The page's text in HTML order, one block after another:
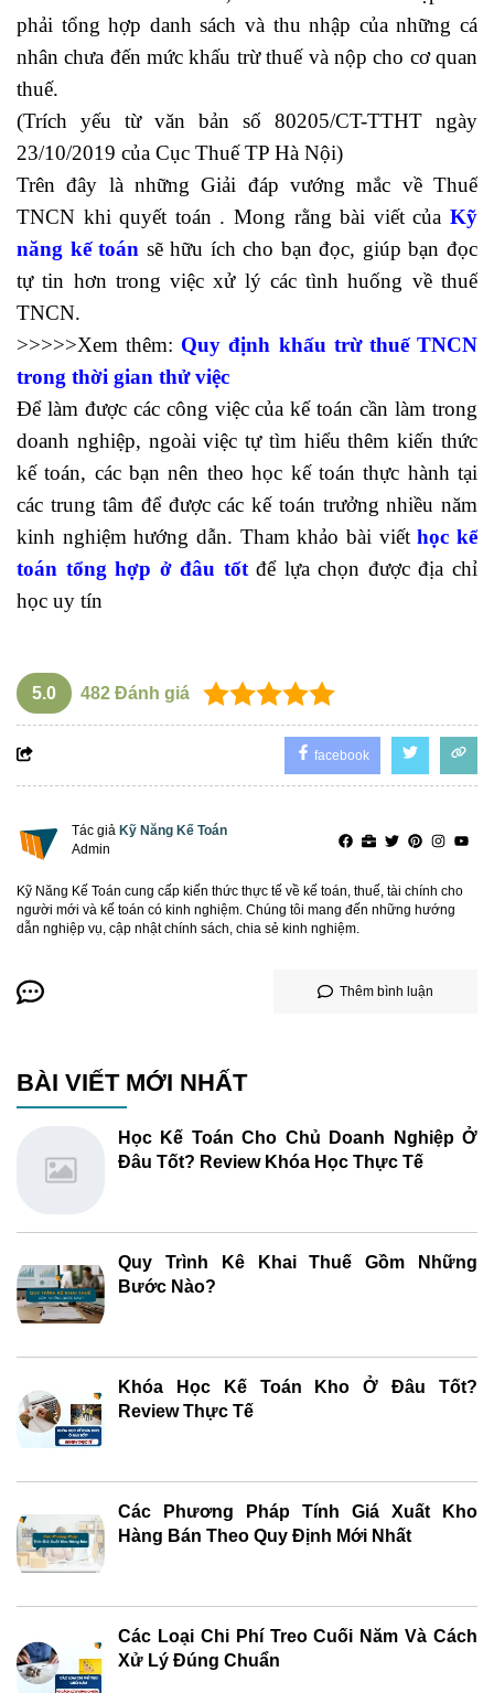
phải tổng hợp danh sách và thu nhập của những cá
nhân chưa đến mức khấu trừ thuế và nộp cho cơ quan
thuế.
(Trích yếu từ văn bản số 80205/CT-TTHT ngày
23/10/2019 của Cục Thuế TP Hà Nội)
Trên đây là những Giải đáp vướng mắc về Thuế
TNCN khi quyết toán . Mong rằng bài viết của Kỹ
năng kế toán sẽ hữu ích cho bạn đọc, giúp bạn đọc
tự tin hơn trong việc xử lý các tình huống về thuế
TNCN.
>>>>>Xem thêm: Quy định khấu trừ thuế TNCN
trong thời gian thử việc
Để làm được các công việc của kế toán cần làm trong
doanh nghiệp, ngoài việc tự tìm hiểu thêm kiến thức
kế toán, các bạn nên theo học kế toán thực hành tại
các trung tâm để được các kế toán trưởng nhiều năm
kinh nghiệm hướng dẫn. Tham khảo bài viếthọc kế
toán tổng hợp ở đâu tốt để lựa chọn được địa chỉ
học uy tín
5.0 482 Đánh giá
facebook
Tác giả Kỹ Năng Kế Toán
Admin
Kỹ Năng Kế Toán cung cấp kiến thức thực tế về kế toán, thuế, tài chính cho
người mới và kế toán có kinh nghiệm. Chúng tôi mang đến những hướng
dẫn nghiệp vụ, cập nhật chính sách, chia sẻ kinh nghiệm.
Thêm bình luận
BÀI VIẾT MỚI NHẤT
Học Kế Toán Cho Chủ Doanh Nghiệp Ở
Đâu Tốt? Review Khóa Học Thực Tế
Quy Trình Kê Khai Thuế Gồm Những
Bước Nào?
Khóa Học Kế Toán Kho Ở Đâu Tốt?
Review Thực Tế
Các Phương Pháp Tính Giá Xuất Kho
Hàng Bán Theo Quy Định Mới Nhất
Các Loại Chi Phí Treo Cuối Năm Và Cách
Xử Lý Đúng Chuẩn